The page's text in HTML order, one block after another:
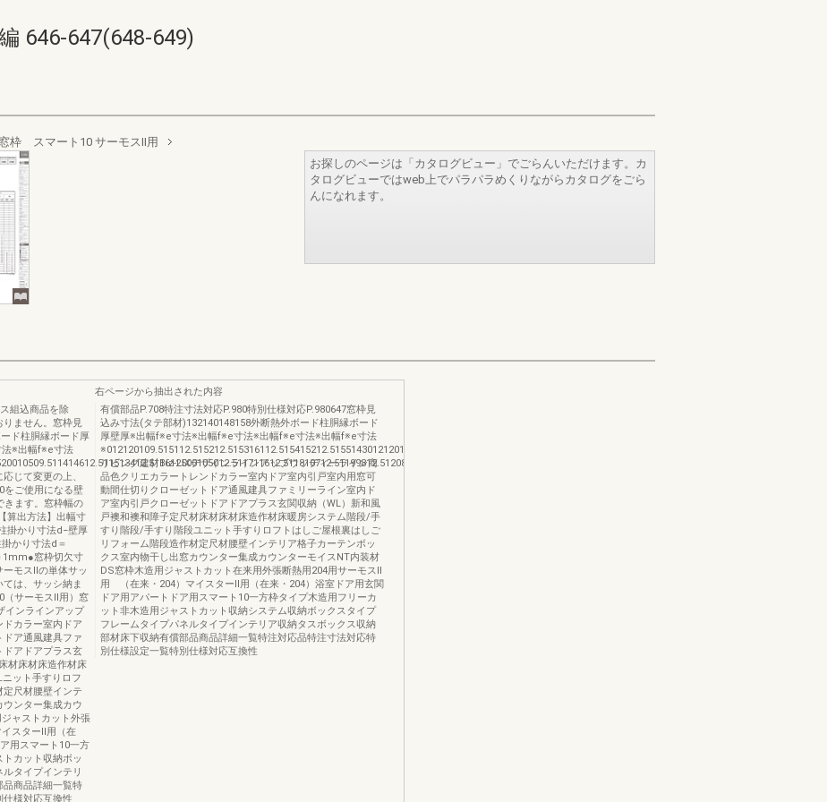
646-647(648-649)
枠 スマート10 サーモスII用
お探しのページは「カタログビュー」でごらんいただけます。カ
タログビューではweb上でパラパラめくりながらカタログをごら
んになれます。
組込商品を除
りません。窓枠見
ド柱胴縁ボード厚
※出幅f※e寸法
じて変更の上、
をご使用になる壁
きます。窓枠幅の
算出方法】出幅寸
掛かり寸法d−壁厚
かり寸法d＝
1mm●窓枠切欠寸
モスⅡの単体サッ
は、サッシ納ま
（サーモスⅡ用）窓
インラインアップ
カラー室内ドア
ア通風建具ファ
ドアドアプラス玄
材床材床造作材床
ット手すりロフ
定尺材腰壁インテ
ウンター集成カウ
ャストカット外張
スターⅡ用（在
用スマート10一方
カット収納ボッ
タイプインテリ
品商品詳細一覧特
様対応互換性
右ページから抽出された内容
有償部品P.708特注寸法対応P.980特別仕様対応P.980647窓枠見
込み寸法(タテ部材)132140148158外断熱外ボード柱胴縁ボード
厚壁厚※出幅f※e寸法※出幅f※e寸法※出幅f※e寸法※出幅f※e寸法
リビング建材Biz-LIXデザインラインアップウッディーライン商
品色クリエカラートレンドカラー室内ドア室内引戸室内用窓可
動間仕切りクローゼットドア通風建具ファミリーライン室内ド
ア室内引戸クローゼットドアドアプラス玄関収納（WL）新和風
戸襖和襖和障子定尺材床材床材床造作材床暖房システム階段/手
すり階段/手すり階段ユニット手すりロフトはしご屋根裏はしご
リフォーム階段造作材定尺材腰壁インテリア格子カーテンボッ
クス室内物干し出窓カウンター集成カウンターモイスNT内装材
DS窓枠木造用ジャストカット在来用外張断熱用204用サーモスⅡ
用 （在来・204）マイスターⅡ用（在来・204）浴室ドア用玄関
ドア用アパートドア用スマート10一方枠タイプ木造用フリーカ
ット非木造用ジャストカット収納システム収納ボックスタイプ
フレームタイプパネルタイプインテリア収納タスボックス収納
部材床下収納有償部品商品詳細一覧特注対応品特注寸法対応特
別仕様設定一覧特別仕様対応互換性